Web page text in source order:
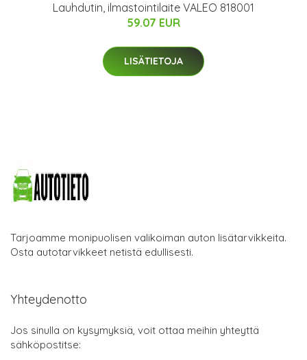
Lauhdutin, ilmastointilaite VALEO 818001
59.07 EUR
LISÄTIETOJA
Tarjoamme monipuolisen valikoiman auton lisätarvikkeita.
Osta autotarvikkeet netistä edullisesti.
Yhteydenotto
Jos sinulla on kysymyksiä, voit ottaa meihin yhteyttä
sähköpostitse: